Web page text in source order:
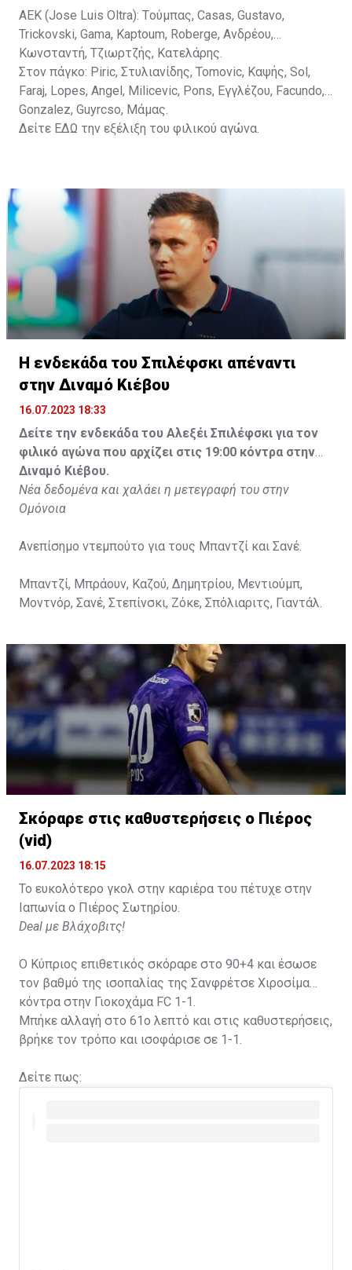
ΑΕΚ (Jose Luis Oltra): Tούμπας, Casas, Gustavo,
Trickovski, Gama, Κaptoum, Roberge, Aνδρέου,
Κωνσταντή, Τζιωρτζής, Κατελάρης.
Στον πάγκο: Piric, Στυλιανίδης, Tomovic, Καψής, Sol,
Faraj, Lopes, Angel, Milicevic, Pons, Εγγλέζου, Facundo,
Gonzalez, Guyrcso, Μάμας.
Δείτε ΕΔΩ την εξέλιξη του φιλικού αγώνα.
Η ενδεκάδα του Σπιλέφσκι απέναντι
στην Διναμό Κιέβου
16.07.2023 18:33
Δείτε την ενδεκάδα του Αλεξέι Σπιλέφσκι για τον
φιλικό αγώνα που αρχίζει στις 19:00 κόντρα στην
Διναμό Κιέβου.
Νέα δεδομένα και χαλάει η μετεγραφή του στην
Ομόνοια
Ανεπίσημο ντεμπούτο για τους Μπαντζί και Σανέ.
Μπαντζί, Μπράουν, Καζού, Δημητρίου, Μεντιούμπ,
Μοντνόρ, Σανέ, Στεπίνσκι, Ζόκε, Σπόλιαριτς, Γιαντάλ.
Σκόραρε στις καθυστερήσεις ο Πιέρος
(vid)
16.07.2023 18:15
Το ευκολότερο γκολ στην καριέρα του πέτυχε στην
Ιαπωνία ο Πιέρος Σωτηρίου.
Deal με Βλάχοβιτς!
Ο Κύπριος επιθετικός σκόραρε στο 90+4 και έσωσε
τον βαθμό της ισοπαλίας της Σανφρέτσε Χιροσίμα
κόντρα στην Γιοκοχάμα FC 1-1.
Μπήκε αλλαγή στο 61ο λεπτό και στις καθυστερήσεις,
βρήκε τον τρόπο και ισοφάρισε σε 1-1.
Δείτε πως: